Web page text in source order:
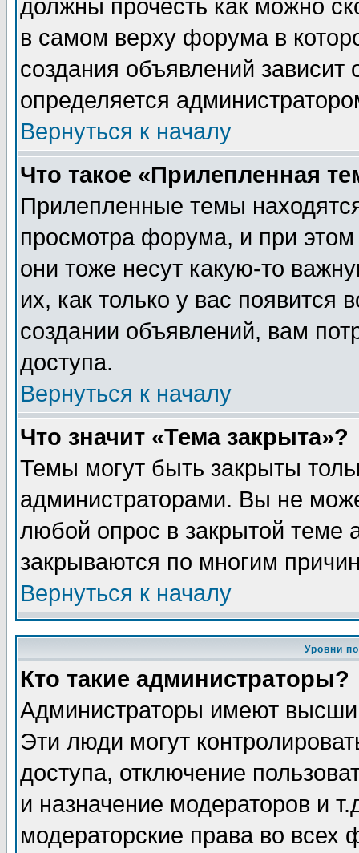
должны прочесть как можно
в самом верху форума в
создания объявлений зависит
определяется
Вернуться к началу
Что такое «Прилепленная
Прилепленные темы
просмотра форума, и при
они тоже несут какую-то
их, как только у вас появится
создании объявлений, вам
доступа.
Вернуться к началу
Что значит «Тема закрыта»?
Темы могут быть закрыты
администраторами. Вы не
любой опрос в закрытой теме
закрываются по многим
Вернуться к началу
Уровни
Кто такие администраторы?
Администраторы имеют
Эти люди могут
доступа, отключение
и назначение модераторов и
модераторские права во всех